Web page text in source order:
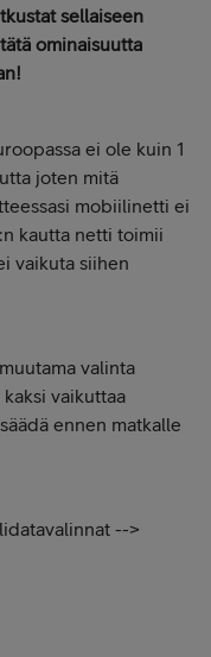
sellaiseen
ominaisuutta
ei ole kuin 1
joten mitä
mobiilinetti ei
kautta netti toimii
vaikuta siihen
valinta
vaikuttaa
ennen matkalle
-->